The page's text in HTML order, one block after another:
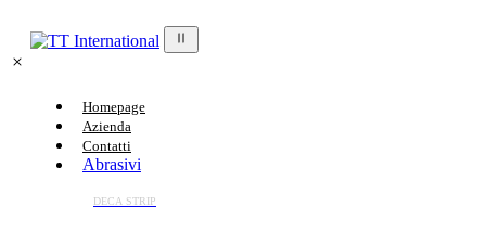
Homepage
Azienda
Contatti
Abrasivi
DECA STRIP